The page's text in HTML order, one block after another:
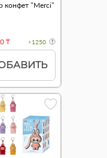
конфет "Merci"
₸ +1250